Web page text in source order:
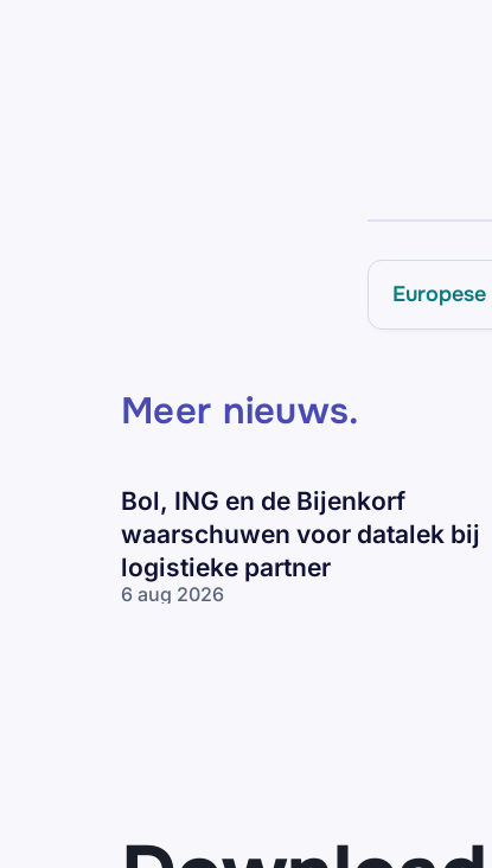
Europese
Meer nieuws.
Bol, ING en de Bijenkorf
waarschuwen voor datalek bij
logistieke partner
6 aug 2026